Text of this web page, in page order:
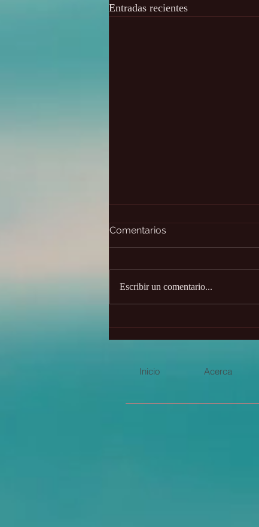
Entradas recientes
Portal de León 8:8 2026
Comentarios
Escribir un comentario...
Inicio Acerca